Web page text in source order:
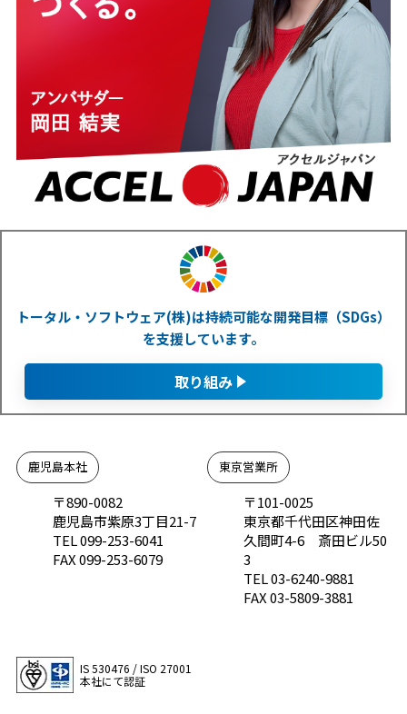
トータル・ソフトウェア(株)は持続可能な開発目標（SDGs）
を支援しています。
取り組み
鹿児島本社
〒890-0082
鹿児島市紫原3丁目21-7
TEL 099-253-6041
FAX 099-253-6079
東京営業所
〒101-0025
東京都千代田区神田佐
久間町4-6 斎田ビル50
3
TEL 03-6240-9881
FAX 03-5809-3881
IS 530476 / ISO 27001
本社にて認証